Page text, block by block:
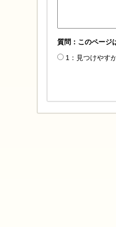
質問：このページ
1：見つけやす